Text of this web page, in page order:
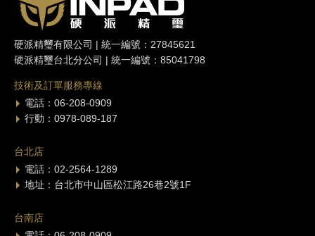
硬派精璽有限公司 | 統一編號：27845621
硬派精璽台北分公司 | 統一編號：85041798
技術及訂單服務專線
電話：06-208-0909
行動：0978-089-187
台北店
電話：02-2564-1289
地址：台北市中山區松江路26巷2號1F
台南店